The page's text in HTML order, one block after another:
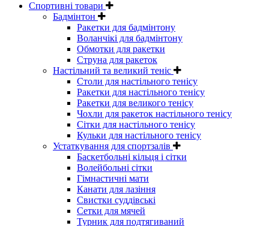
Спортивні товари
Бадмінтон
Ракетки для бадмінтону
Воланчікі для бадмінтону
Обмотки для ракетки
Струна для ракеток
Настільний та великий теніс
Столи для настільного тенісу
Ракетки для настільного тенісу
Ракетки для великого тенісу
Чохли для ракеток настільного тенісу
Сітки для настільного тенісу
Кульки для настільного тенісу
Устаткування для спортзалів
Баскетбольні кільця і сітки
Волейбольні сітки
Гімнастичні мати
Канати для лазіння
Свистки суддівські
Сетки для мячей
Турник для подтягиваний